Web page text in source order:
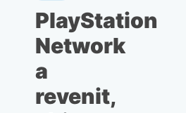
PlayStation
Network
a
revenit,